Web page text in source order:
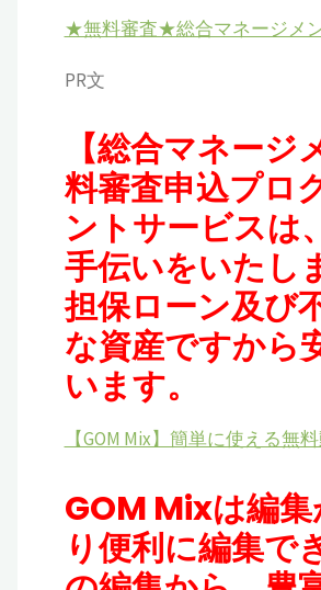
★無料審査★総合マネージメ
PR文
【総合マネー
料審査申込プロ
ントサービスは
手伝いをいたし
担保ローン及び
な資産ですから
います。
【GOM Mix】簡単に使える無
GOM Mixは編
り便利に編集で